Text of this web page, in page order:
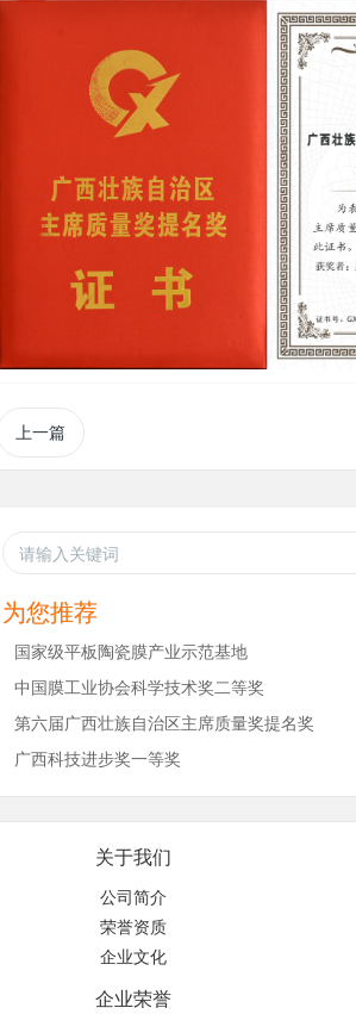
上一篇
为您推荐
国家级平板陶瓷膜产业示范基地
中国膜工业协会科学技术奖二等奖
第六届广西壮族自治区主席质量奖提名奖
广西科技进步奖一等奖
关于我们
公司简介
荣誉资质
企业文化
企业荣誉